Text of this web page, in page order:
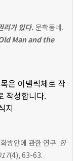
리가 있다. 문학동네.
Man and the
은 이탤릭체로 작
작성합니다.
지
방안에 관한 연구. 한
(4), 63-63.